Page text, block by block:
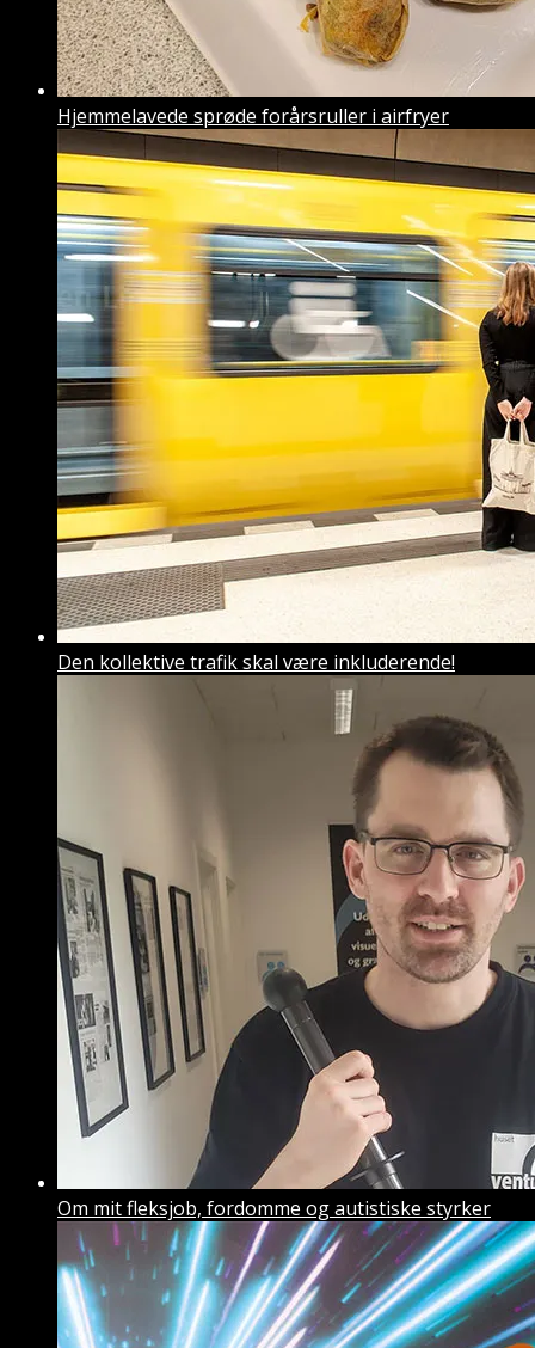
Hjemmelavede sprøde forårsruller i airfryer
Den kollektive trafik skal være inkluderende!
Om mit fleksjob, fordomme og autistiske styrker